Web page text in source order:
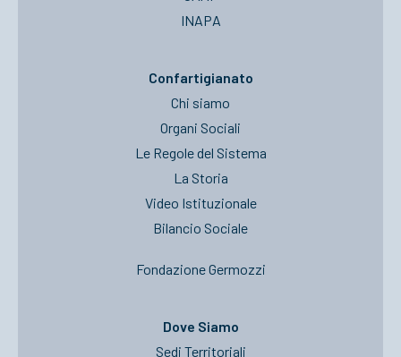
INAPA
Confartigianato
Chi siamo
Organi Sociali
Le Regole del Sistema
La Storia
Video Istituzionale
Bilancio Sociale
Fondazione Germozzi
Dove Siamo
Sedi Territoriali